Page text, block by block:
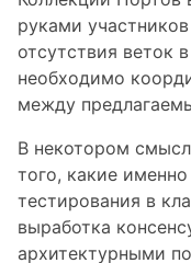
руками
отсутствия веток
необходимо
между
В некотором
того, какие
тестирования в
выработка
архитектурными